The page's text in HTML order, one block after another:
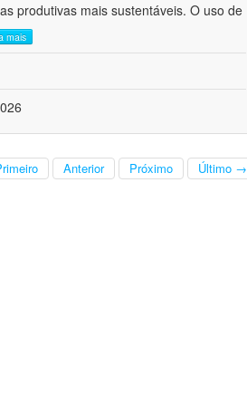
produtivas mais sustentáveis. O uso de
mais
Anterior Próximo Último →